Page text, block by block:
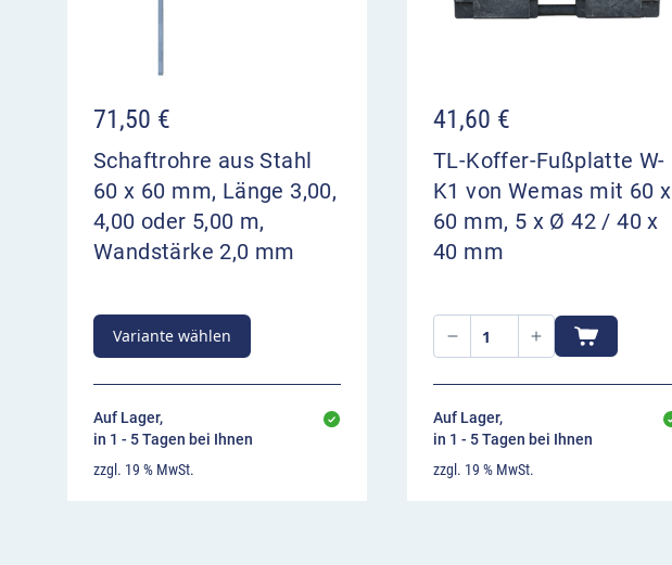
71,50 €
Schaftrohre aus Stahl
60 x 60 mm, Länge 3,00,
4,00 oder 5,00 m,
Wandstärke 2,0 mm
Variante wählen
Auf Lager,
in 1 - 5 Tagen bei Ihnen
zzgl. 19 % MwSt.
41,60 €
TL-Koffer-Fußplatte W-
K1 von Wemas mit 60 x
60 mm, 5 x Ø 42 / 40 x
40 mm
Auf Lager,
in 1 - 5 Tagen bei Ihnen
zzgl. 19 % MwSt.